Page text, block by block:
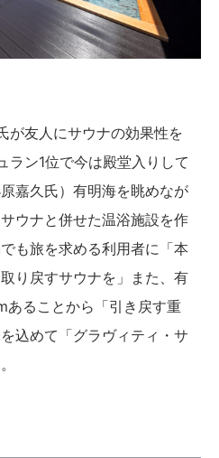
が友人にサウナの効果性を
ラン1位で今は殿堂入りして
嘉久氏）有明海を眺めなが
ウナと併せた温浴施設を作
も旅を求める利用者に「本
り戻すサウナを」また、有
あることから「引き戻す重
込めて「グラヴィティ・サ